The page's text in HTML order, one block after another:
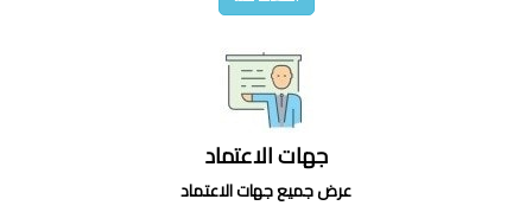
جهات الاعتماد
عرض جميع جهات الاعتماد